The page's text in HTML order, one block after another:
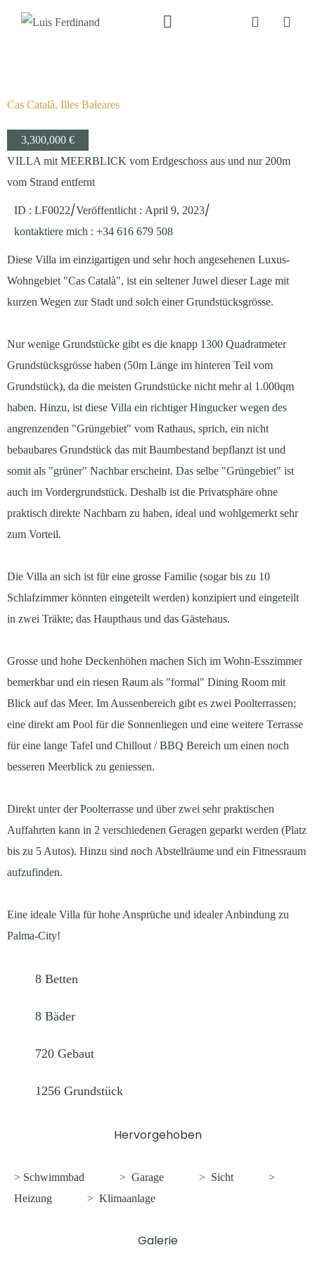
Cas Català, Illes Baleares
3,300,000 €
VILLA mit MEERBLICK vom Erdgeschoss aus und nur 200m
vom Strand entfernt
ID : LF0022/Veröffentlicht : April 9, 2023/
kontaktiere mich : +34 616 679 508
Diese Villa im einzigartigen und sehr hoch angesehenen Luxus-
Wohngebiet "Cas Català", ist ein seltener Juwel dieser Lage mit
kurzen Wegen zur Stadt und solch einer Grundstücksgrösse.
Nur wenige Grundstücke gibt es die knapp 1300 Quadratmeter
Grundstücksgrösse haben (50m Länge im hinteren Teil vom
Grundstück), da die meisten Grundstücke nicht mehr al 1.000qm
haben. Hinzu, ist diese Villa ein richtiger Hingucker wegen des
angrenzenden "Grüngebiet" vom Rathaus, sprich, ein nicht
bebaubares Grundstück das mit Baumbestand bepflanzt ist und
somit als "grüner" Nachbar erscheint. Das selbe "Grüngebiet" ist
auch im Vordergrundstück. Deshalb ist die Privatsphäre ohne
praktisch direkte Nachbarn zu haben, ideal und wohlgemerkt sehr
zum Vorteil.
Die Villa an sich ist für eine grosse Familie (sogar bis zu 10
Schlafzimmer könnten eingeteilt werden) konzipiert und eingeteilt
in zwei Träkte; das Haupthaus und das Gästehaus.
Grosse und hohe Deckenhöhen machen Sich im Wohn-Esszimmer
bemerkbar und ein riesen Raum als "formal" Dining Room mit
Blick auf das Meer. Im Aussenbereich gibt es zwei Poolterrassen;
eine direkt am Pool für die Sonnenliegen und eine weitere Terrasse
für eine lange Tafel und Chillout / BBQ Bereich um einen noch
besseren Meerblick zu geniessen.
Direkt unter der Poolterrasse und über zwei sehr praktischen
Auffahrten kann in 2 verschiedenen Geragen geparkt werden (Platz
bis zu 5 Autos). Hinzu sind noch Abstellräume und ein Fitnessraum
aufzufinden.
Eine ideale Villa für hohe Ansprüche und idealer Anbindung zu
Palma-City!
8 Betten
8 Bäder
720 Gebaut
1256 Grundstück
Hervorgehoben
> Schwimmbad > Garage > Sicht
>
Heizung
> Klimaanlage
Galerie